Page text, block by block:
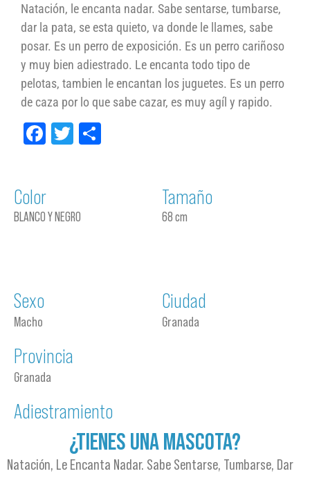
Natación, le encanta nadar. Sabe sentarse, tumbarse,
dar la pata, se esta quieto, va donde le llames, sabe
posar. Es un perro de exposición. Es un perro cariñoso
y muy bien adiestrado. Le encanta todo tipo de
pelotas, tambien le encantan los juguetes. Es un perro
de caza por lo que sabe cazar, es muy agíl y rapido.
Facebook
Twitter
Color
BLANCO Y NEGRO
Tamaño
68 cm
Sexo
Macho
Ciudad
Granada
Provincia
Granada
Adiestramiento
¿TIENES UNA MASCOTA?
Natación, Le Encanta Nadar. Sabe Sentarse, Tumbarse, Dar